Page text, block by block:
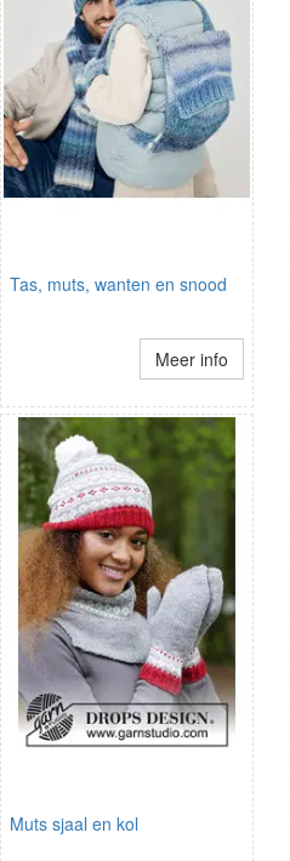
Tas, muts, wanten en snood
Meer info
Muts sjaal en kol